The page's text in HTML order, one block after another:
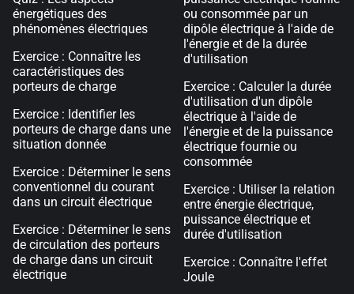
énergétiques des
phénomènes électriques
Exercice : Connaître les
caractéristiques des
porteurs de charge
Exercice : Identifier les
porteurs de charge dans une
situation donnée
Exercice : Déterminer le sens
conventionnel du courant
dans un circuit électrique
Exercice : Déterminer le sens
de circulation des porteurs
de charge dans un circuit
électrique
ou consommée par un
dipôle électrique à l'aide de
l'énergie et de la durée
d'utilisation
Exercice : Calculer la durée
d'utilisation d'un dipôle
électrique à l'aide de
l'énergie et de la puissance
électrique fournie ou
consommée
Exercice : Utiliser la relation
entre énergie électrique,
puissance électrique et
durée d'utilisation
Exercice : Connaître l'effet
Joule